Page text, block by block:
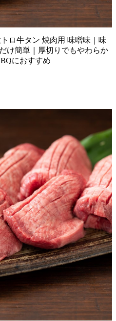
ロ牛タン 焼肉用 味噌味｜味
け簡単｜厚切りでもやわらか
におすすめ